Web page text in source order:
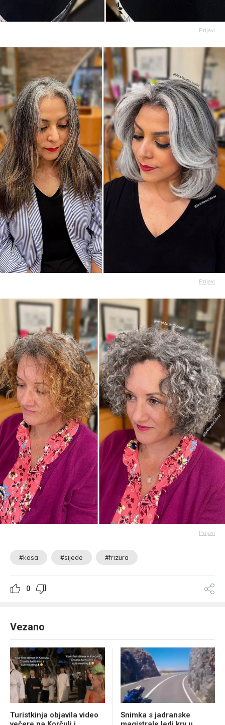
Prijavi
Prijavi
Prijavi
#kosa #sijede #frizura
0
Vezano
Turistkinja objavila video
Snimka s jadranske